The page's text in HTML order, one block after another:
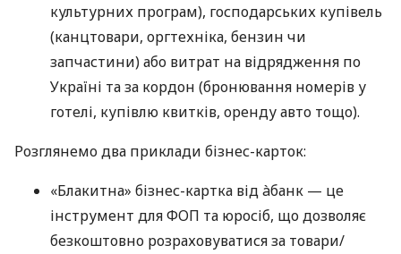
культурних програм), господарських купівель
(канцтовари, оргтехніка, бензин чи
запчастини) або витрат на відрядження по
Україні та за кордон (бронювання номерів у
готелі, купівлю квитків, оренду авто тощо).
Розглянемо два приклади бізнес-карток:
«Блакитна» бізнес-картка від àбанк — це
інструмент для ФОП та юросіб, що дозволяє
безкоштовно розраховуватися за товари/